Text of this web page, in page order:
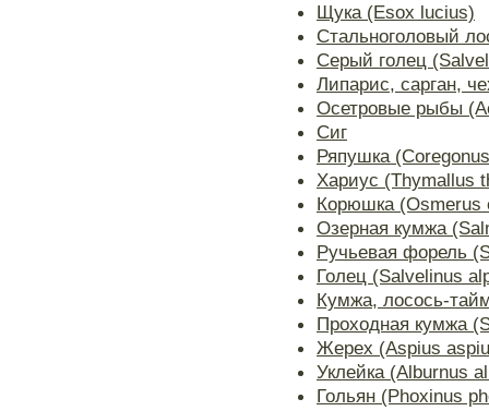
Щука (Esox lucius)
Стальноголовый
Серый голец
Липарис, сарган,
Осетровые рыбы
Сиг
Ряпушка
Хариус (Thymallus
Корюшка (Osmerus
Озерная кумжа
Ручьевая форель
Голец (Salvelinus
Кумжа, лосось-
Проходная кумжа
Жерех (Aspius
Уклейка (Alburnus
Гольян (Phoxinus